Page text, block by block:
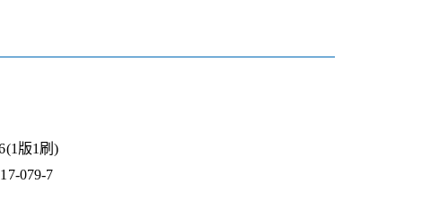
版1刷)
079-7